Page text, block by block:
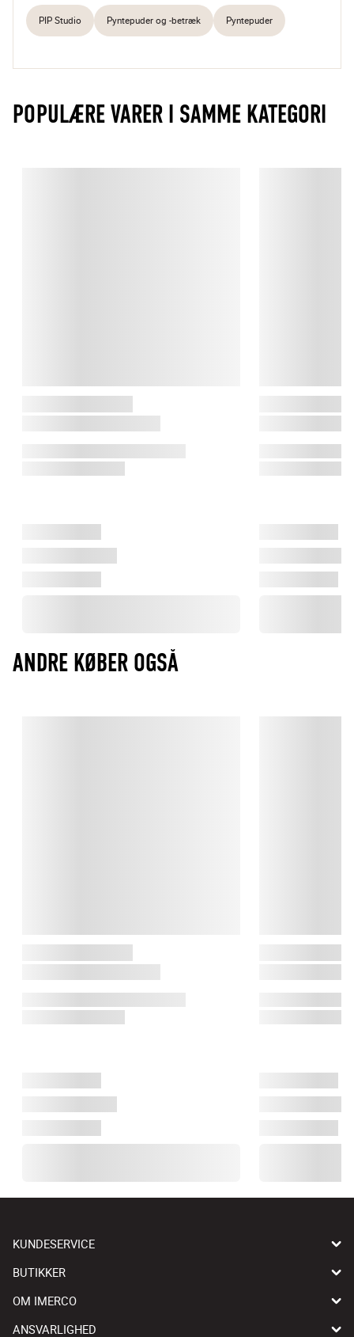
PIP Studio Pyntepuder og -betræk Pyntepuder
POPULÆRE VARER I SAMME KATEGORI
ANDRE KØBER OGSÅ
KUNDESERVICE
BUTIKKER
OM IMERCO
ANSVARLIGHED